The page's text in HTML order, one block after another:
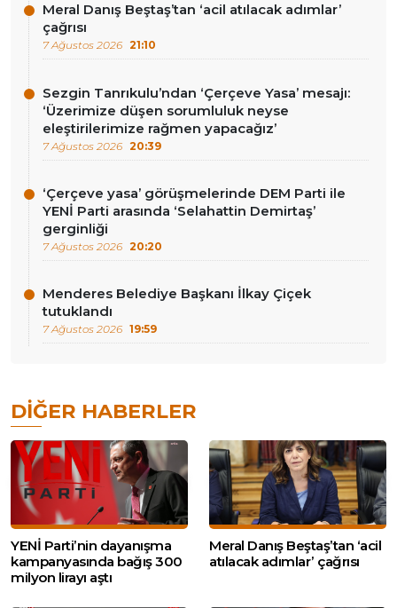
Meral Danış Beştaş’tan ‘acil atılacak adımlar’
çağrısı
7 Ağustos 2026 21:10
Sezgin Tanrıkulu’ndan ‘Çerçeve Yasa’ mesajı:
‘Üzerimize düşen sorumluluk neyse
eleştirilerimize rağmen yapacağız’
7 Ağustos 2026 20:39
‘Çerçeve yasa’ görüşmelerinde DEM Parti ile
YENİ Parti arasında ‘Selahattin Demirtaş’
gerginliği
7 Ağustos 2026 20:20
Menderes Belediye Başkanı İlkay Çiçek
tutuklandı
7 Ağustos 2026 19:59
DIĞER HABERLER
YENİ Parti’nin dayanışma
kampanyasında bağış 300
milyon lirayı aştı
Meral Danış Beştaş’tan ‘acil
atılacak adımlar’ çağrısı